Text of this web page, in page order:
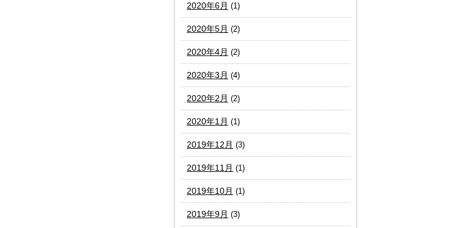
2020年6月 (1)
2020年5月 (2)
2020年4月 (2)
2020年3月 (4)
2020年2月 (2)
2020年1月 (1)
2019年12月 (3)
2019年11月 (1)
2019年10月 (1)
2019年9月 (3)